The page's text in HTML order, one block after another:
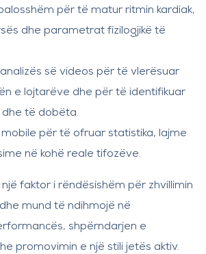
për të matur ritmin kardiak,
dhe parametrat fizilogjikë të
së videos për të vlerësuar
e lojtarëve dhe për të identifikuar
të dobëta.
për të ofruar statistika, lajme
në kohë reale tifozëve.
një faktor i rëndësishëm për zhvillimin
mund të ndihmojë në
shpërndarjen e
promovimin e një stili jetës aktiv.